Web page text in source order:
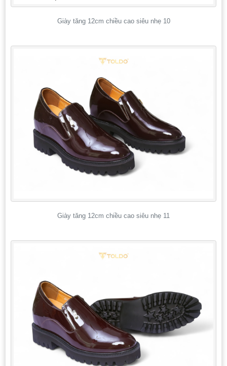
Giày tăng 12cm chiều cao siêu nhẹ 10
Giày tăng 12cm chiều cao siêu nhẹ 11